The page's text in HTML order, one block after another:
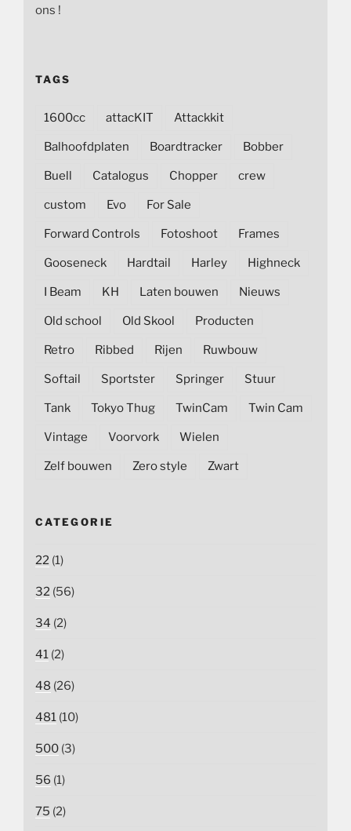
ons !
TAGS
1600cc attacKIT Attackkit
Balhoofdplaten Boardtracker Bobber
Buell Catalogus Chopper crew
custom Evo For Sale
Forward Controls Fotoshoot Frames
Gooseneck Hardtail Harley Highneck
I Beam KH Laten bouwen Nieuws
Old school Old Skool Producten
Retro Ribbed Rijen Ruwbouw
Softail Sportster Springer Stuur
Tank Tokyo Thug TwinCam Twin Cam
Vintage Voorvork Wielen
Zelf bouwen Zero style Zwart
CATEGORIE
22 (1)
32 (56)
34 (2)
41 (2)
48 (26)
481 (10)
500 (3)
56 (1)
75 (2)